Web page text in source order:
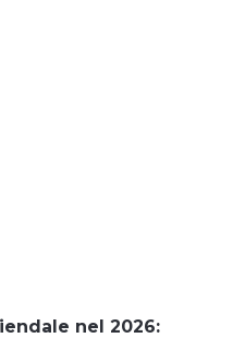
nel 2026: